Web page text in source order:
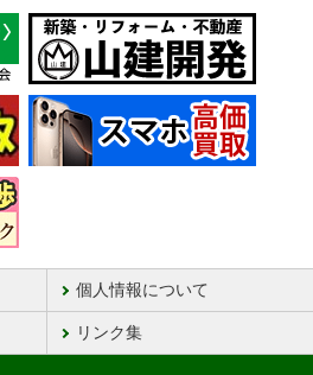
個人情報について
リンク集